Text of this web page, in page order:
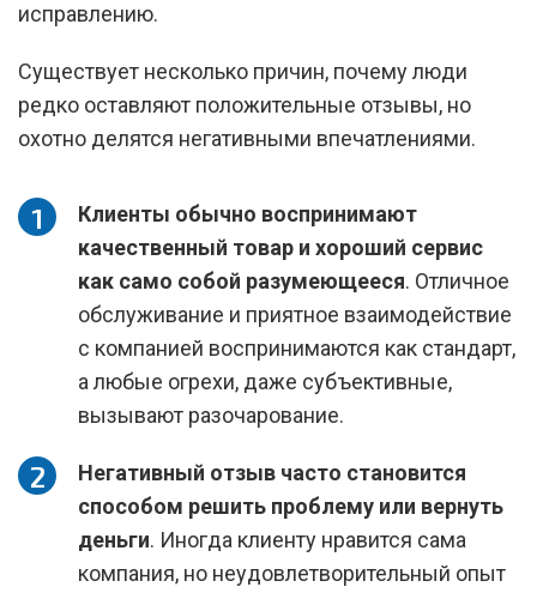
исправлению.
Существует несколько причин, почему люди
редко оставляют положительные отзывы, но
охотно делятся негативными впечатлениями.
Клиенты обычно воспринимают
качественный товар и хороший сервис
как само собой разумеющееся. Отличное
обслуживание и приятное взаимодействие
с компанией воспринимаются как стандарт,
а любые огрехи, даже субъективные,
вызывают разочарование.
Негативный отзыв часто становится
способом решить проблему или вернуть
деньги. Иногда клиенту нравится сама
компания, но неудовлетворительный опыт